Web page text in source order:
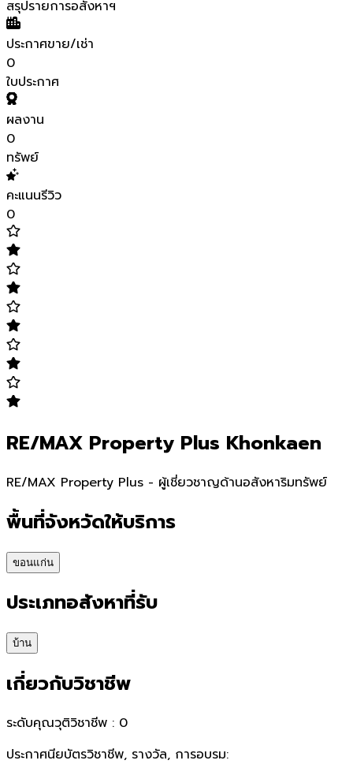
สรุปรายการอสังหาฯ
ประกาศขาย/เช่า
0
ใบประกาศ
ผลงาน
0
ทรัพย์
คะแนนรีวิว
0
RE/MAX Property Plus Khonkaen
RE/MAX Property Plus - ผู้เชี่ยวชาญด้านอสังหาริมทรัพย์
พื้นที่จังหวัดให้บริการ
ขอนแก่น
ประเภทอสังหาที่รับ
บ้าน
เกี่ยวกับวิชาชีพ
ระดับคุณวุติวิชาชีพ : 0
ประกาศนียบัตรวิชาชีพ, รางวัล, การอบรม: